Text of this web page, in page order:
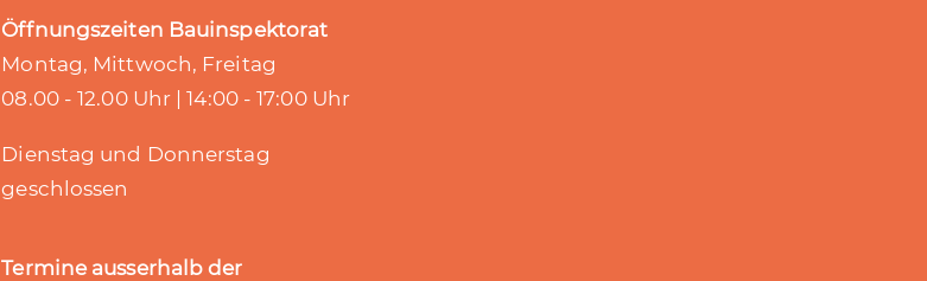
Öffnungszeiten Bauinspektorat
Montag, Mittwoch, Freitag
08.00 - 12.00 Uhr | 14:00 - 17:00 Uhr
Dienstag und Donnerstag
geschlossen
Termine ausserhalb der